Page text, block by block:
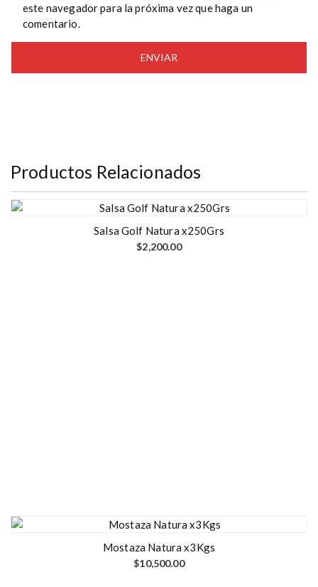
este navegador para la próxima vez que haga un
comentario.
Productos Relacionados
Salsa Golf Natura x250Grs
$2,200.00
Mostaza Natura x3Kgs
$10,500.00